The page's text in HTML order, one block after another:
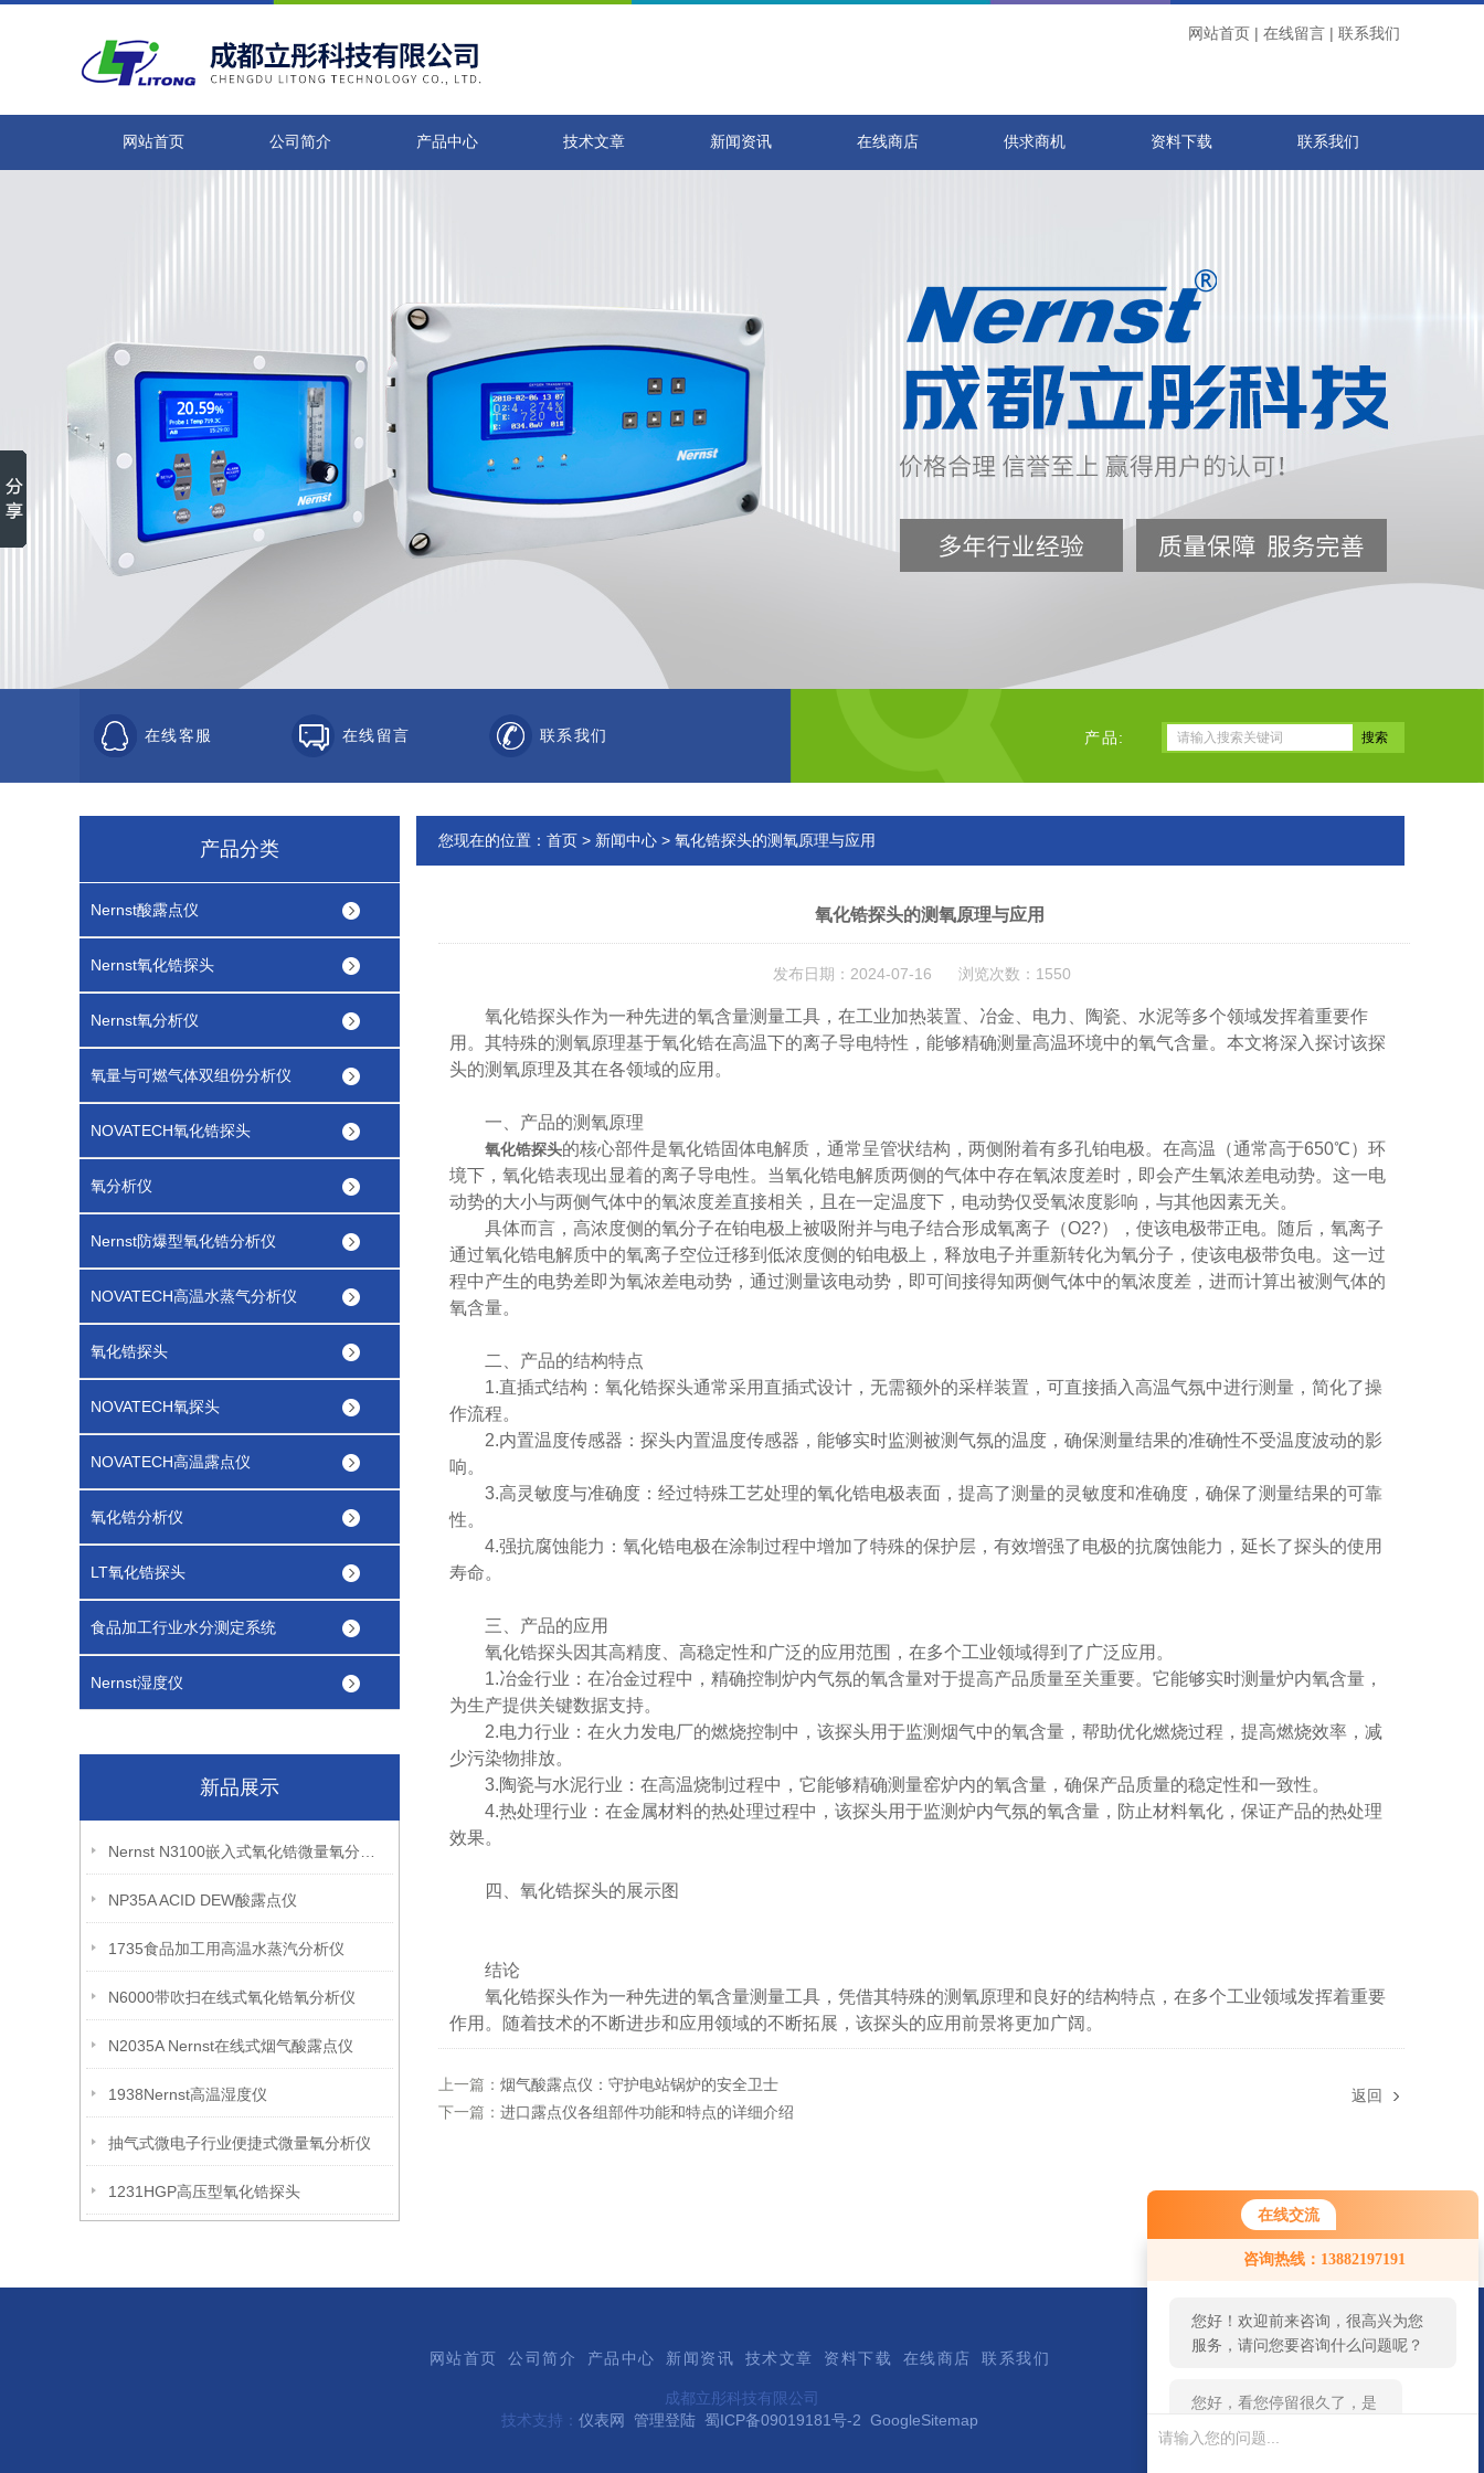
在线交流
咨询热线：13882197191
您好！欢迎前来咨询，很高兴为您
服务，请问您要咨询什么问题呢？
您好，看您停留很久了，是否找到
了需求产品，您可以直接在线与我
网站首页 | 在线留言 | 联系我们
网站首页 公司简介 产品中心 技术文章 新闻资讯 在线商店 供求商机 资料下载 联系我们
在线客服 在线留言 联系我们 产品:
产品分类
Nernst酸露点仪
Nernst氧化锆探头
Nernst氧分析仪
氧量与可燃气体双组份分析仪
NOVATECH氧化锆探头
氧分析仪
Nernst防爆型氧化锆分析仪
NOVATECH高温水蒸气分析仪
氧化锆探头
NOVATECH氧探头
NOVATECH高温露点仪
氧化锆分析仪
LT氧化锆探头
食品加工行业水分测定系统
Nernst湿度仪
新品展示
NP35A ACID DEW酸露点仪
1735食品加工用高温水蒸汽分析仪
N6000带吹扫在线式氧化锆氧分析仪
N2035A Nernst在线式烟气酸露点仪
1938Nernst高温湿度仪
抽气式微电子行业便捷式微量氧分析仪
1231HGP高压型氧化锆探头
您现在的位置： 首页 > 新闻中心 > 氧化锆探头的测氧原理与应用
氧化锆探头的测氧原理与应用
发布日期：2024-07-16 浏览次数：1550
氧化锆探头作为一种先进的氧含量测量工具，在工业加热装置、冶金、电力、陶瓷、水泥等多个领域发挥着重要作
用。其特殊的测氧原理基于氧化锆在高温下的离子导电特性，能够精确测量高温环境中的氧气含量。本文将深入探讨该探
头的测氧原理及其在各领域的应用。
一、产品的测氧原理
氧化锆探头的核心部件是氧化锆固体电解质，通常呈管状结构，两侧附着有多孔铂电极。在高温（通常高于650℃）环
境下，氧化锆表现出显着的离子导电性。当氧化锆电解质两侧的气体中存在氧浓度差时，即会产生氧浓差电动势。这一电
动势的大小与两侧气体中的氧浓度差直接相关，且在一定温度下，电动势仅受氧浓度影响，与其他因素无关。
具体而言，高浓度侧的氧分子在铂电极上被吸附并与电子结合形成氧离子（O2?），使该电极带正电。随后，氧离子
通过氧化锆电解质中的氧离子空位迁移到低浓度侧的铂电极上，释放电子并重新转化为氧分子，使该电极带负电。这一过
程中产生的电势差即为氧浓差电动势，通过测量该电动势，即可间接得知两侧气体中的氧浓度差，进而计算出被测气体的
氧含量。
二、产品的结构特点
1.直插式结构：氧化锆探头通常采用直插式设计，无需额外的采样装置，可直接插入高温气氛中进行测量，简化了操
作流程。
2.内置温度传感器：探头内置温度传感器，能够实时监测被测气氛的温度，确保测量结果的准确性不受温度波动的影
响。
3.高灵敏度与准确度：经过特殊工艺处理的氧化锆电极表面，提高了测量的灵敏度和准确度，确保了测量结果的可靠
性。
4.强抗腐蚀能力：氧化锆电极在涂制过程中增加了特殊的保护层，有效增强了电极的抗腐蚀能力，延长了探头的使用
寿命。
三、产品的应用
氧化锆探头因其高精度、高稳定性和广泛的应用范围，在多个工业领域得到了广泛应用。
1.冶金行业：在冶金过程中，精确控制炉内气氛的氧含量对于提高产品质量至关重要。它能够实时测量炉内氧含量，
为生产提供关键数据支持。
2.电力行业：在火力发电厂的燃烧控制中，该探头用于监测烟气中的氧含量，帮助优化燃烧过程，提高燃烧效率，减
少污染物排放。
3.陶瓷与水泥行业：在高温烧制过程中，它能够精确测量窑炉内的氧含量，确保产品质量的稳定性和一致性。
4.热处理行业：在金属材料的热处理过程中，该探头用于监测炉内气氛的氧含量，防止材料氧化，保证产品的热处理
效果。
四、氧化锆探头的展示图
结论
氧化锆探头作为一种先进的氧含量测量工具，凭借其特殊的测氧原理和良好的结构特点，在多个工业领域发挥着重要
作用。随着技术的不断进步和应用领域的不断拓展，该探头的应用前景将更加广阔。
上一篇： 烟气酸露点仪：守护电站锅炉的安全卫士
下一篇： 进口露点仪各组部件功能和特点的详细介绍
返回
网站首页 公司简介 产品中心 新闻资讯 技术文章 资料下载 在线商店 联系我们
成都立彤科技有限公司
技术支持： 仪表网 管理登陆 蜀ICP备09019181号-2 GoogleSitemap